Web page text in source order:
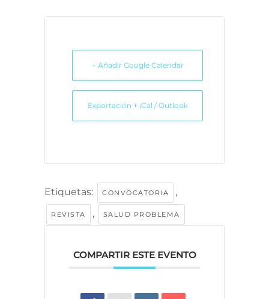
+ Añadir Google Calendar
Exportación + iCal / Outlook
Etiquetas: CONVOCATORIA ,
REVISTA , SALUD PROBLEMA
COMPARTIR ESTE EVENTO